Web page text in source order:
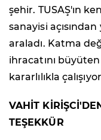
şehir. TUSAŞ'ın
sanayisi
araladı. Katma
ihracatını
kararlılıkla
VAHİT
TEŞEKKÜR